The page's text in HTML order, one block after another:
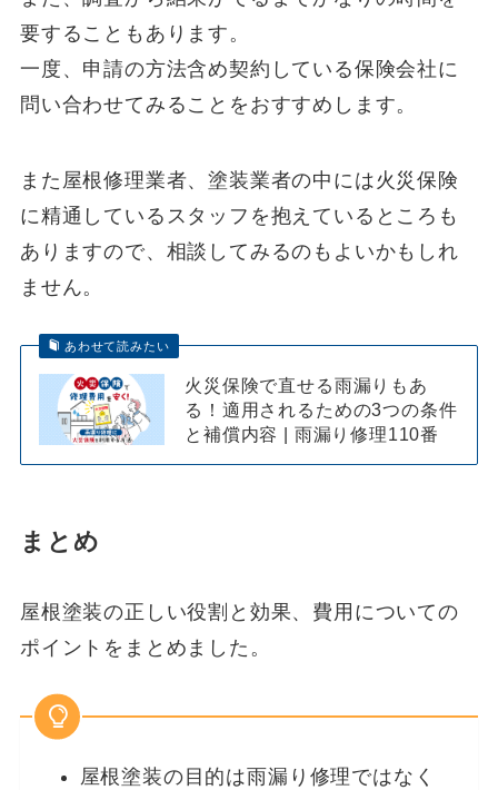
要することもあります。
一度、申請の方法含め契約している保険会社に
問い合わせてみることをおすすめします。
また屋根修理業者、塗装業者の中には火災保険
に精通しているスタッフを抱えているところも
ありますので、相談してみるのもよいかもしれ
ません。
あわせて読みたい
火災保険で直せる雨漏りもあ
る！適用されるための3つの条件
と補償内容 | 雨漏り修理110番
まとめ
屋根塗装の正しい役割と効果、費用についての
ポイントをまとめました。
屋根塗装の目的は雨漏り修理ではなく